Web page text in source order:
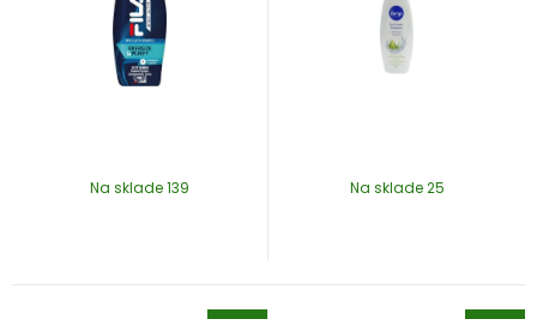
Na sklade 139 Na sklade 25